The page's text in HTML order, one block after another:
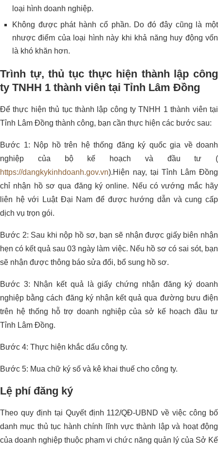
loại hình doanh nghiệp.
Không được phát hành cổ phần. Do đó đây cũng là một
nhược điểm của loại hình này khi khả năng huy động vốn
là khó khăn hơn.
Trình tự, thủ tục thực hiện thành lập công
ty TNHH 1 thành viên tại Tỉnh Lâm Đồng
Để thực hiện thủ tục thành lập công ty TNHH 1 thành viên tại
Tỉnh Lâm Đồng thành công, bạn cần thực hiện các bước sau:
Bước 1: Nộp hồ trên hệ thống đăng ký quốc gia về doanh
nghiệp của bộ kế hoạch và đầu tư (
https://dangkykinhdoanh.gov.vn).Hiện nay, tại Tỉnh Lâm Đồng
chỉ nhận hồ sơ qua đăng ký online. Nếu có vướng mắc hãy
liên hệ với Luật Đại Nam để được hướng dẫn và cung cấp
dịch vụ trọn gói.
Bước 2: Sau khi nộp hồ sơ, bạn sẽ nhận được giấy biên nhận
hẹn có kết quả sau 03 ngày làm việc. Nếu hồ sơ có sai sót, bạn
sẽ nhận được thông báo sửa đổi, bổ sung hồ sơ.
Bước 3: Nhận kết quả là giấy chứng nhận đăng ký doanh
nghiệp bằng cách đăng ký nhận kết quả qua đường bưu điện
trên hệ thống hỗ trợ doanh nghiệp của sở kế hoạch đầu tư
Tỉnh Lâm Đồng.
Bước 4: Thực hiện khắc dấu công ty.
Bước 5: Mua chữ ký số và kê khai thuế cho công ty.
Lệ phí đăng ký
Theo quy định tại Quyết định 112/QĐ-UBND về việc công bố
danh mục thủ tục hành chính lĩnh vực thành lập và hoạt động
của doanh nghiệp thuộc phạm vi chức năng quản lý của Sở Kế